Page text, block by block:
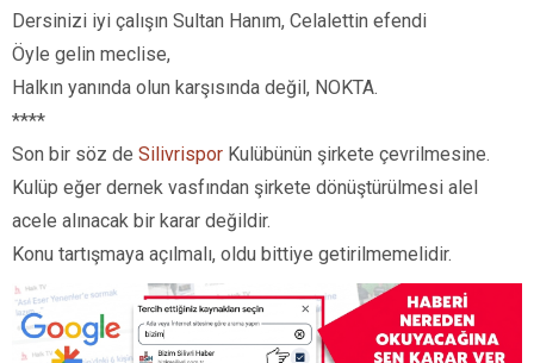
Dersinizi iyi çalışın Sultan Hanım, Celalettin efendi
Öyle gelin meclise,
Halkın yanında olun karşısında değil, NOKTA.
****
Son bir söz de Silivrispor Kulübünün şirkete çevrilmesine.
Kulüp eğer dernek vasfından şirkete dönüştürülmesi alel
acele alınacak bir karar değildir.
Konu tartışmaya açılmalı, oldu bittiye getirilmemelidir.